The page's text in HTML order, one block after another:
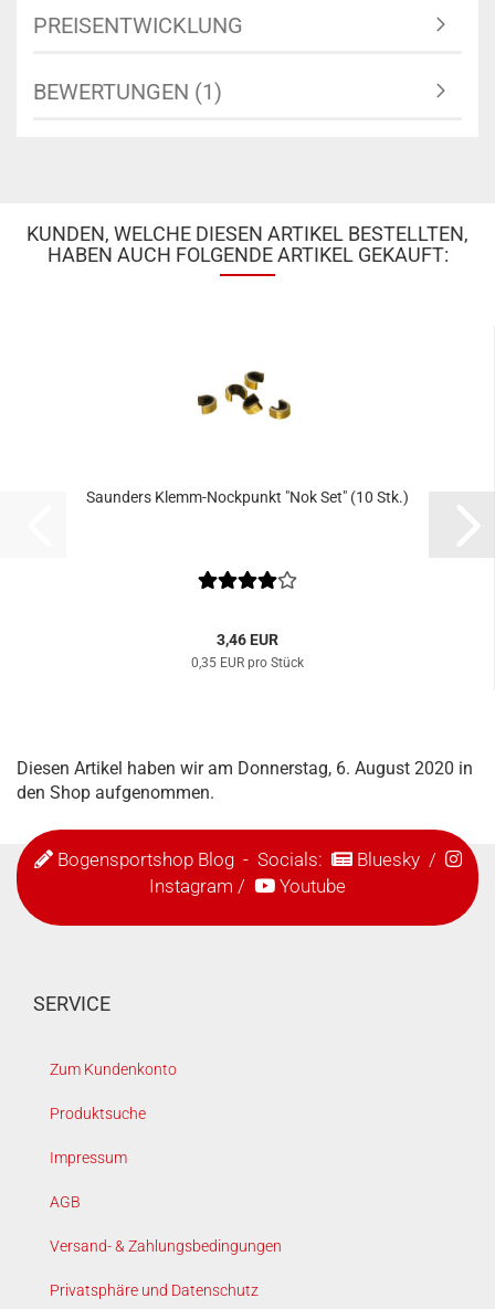
PREISENTWICKLUNG
BEWERTUNGEN (1)
KUNDEN, WELCHE DIESEN ARTIKEL BESTELLTEN,
HABEN AUCH FOLGENDE ARTIKEL GEKAUFT:
Saunders Klemm-Nockpunkt "Nok Set" (10 Stk.)
3,46 EUR
0,35 EUR pro Stück
Diesen Artikel haben wir am Donnerstag, 6. August 2020 in
den Shop aufgenommen.
Bogensportshop Blog- Socials: Bluesky/
Instagram / Youtube
SERVICE
Zum Kundenkonto
Produktsuche
Impressum
AGB
Versand- & Zahlungsbedingungen
Privatsphäre und Datenschutz